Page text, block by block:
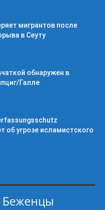
мигрантов после
в Сеуту
обнаружен в
Галле
об угрозе исламистского
Беженцы